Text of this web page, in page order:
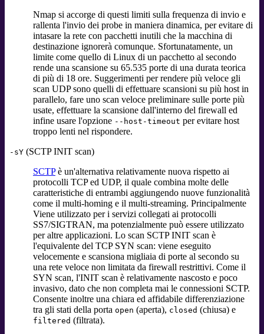
Nmap si accorge di questi limiti sulla frequenza di invio e
rallenta l'invio dei probe in maniera dinamica, per evitare di
intasare la rete con pacchetti inutili che la macchina di
destinazione ignorerà comunque. Sfortunatamente, un
limite come quello di Linux di un pacchetto al secondo
rende una scansione su 65.535 porte di una durata teorica
di più di 18 ore. Suggerimenti per rendere più veloce gli
scan UDP sono quelli di effettuare scansioni su più host in
parallelo, fare uno scan veloce preliminare sulle porte più
usate, effettuare la scansione dall'interno del firewall ed
infine usare l'opzione --host-timeout per evitare host
troppo lenti nel rispondere.
-sY (SCTP INIT scan)
SCTPè un'alternativa relativamente nuova rispetto ai
protocolli TCP ed UDP, il quale combina molte delle
caratteristiche di entrambi aggiungendo nuove funzionalità
come il multi-homing e il multi-streaming. Principalmente
Viene utilizzato per i servizi collegati ai protocolli
SS7/SIGTRAN, ma potenzialmente può essere utilizzato
per altre applicazioni. Lo scan SCTP INIT scan è
l'equivalente del TCP SYN scan: viene eseguito
velocemente e scansiona migliaia di porte al secondo su
una rete veloce non limitata da firewall restrittivi. Come il
SYN scan, l'INIT scan è relativamente nascosto e poco
invasivo, dato che non completa mai le connessioni SCTP.
Consente inoltre una chiara ed affidabile differenziazione
tra gli stati della porta open (aperta), closed (chiusa) e
filtered (filtrata).